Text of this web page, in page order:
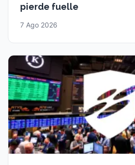
pierde fuelle
7 Ago 2026